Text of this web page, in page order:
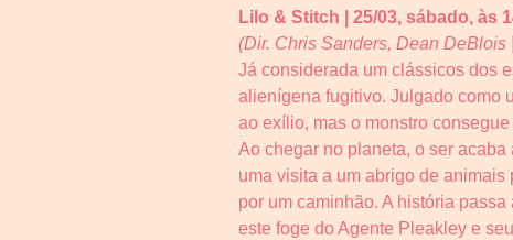
Lilo & Stitch | 25/03, sábado, às
(Dir. Chris Sanders, Dean DeBlois
Já considerada um clássicos dos
alienígena fugitivo. Julgado como
ao exílio, mas o monstro
Ao chegar no planeta, o ser
uma visita a um abrigo de
por um caminhão. A história
este foge do Agente Pleakley e